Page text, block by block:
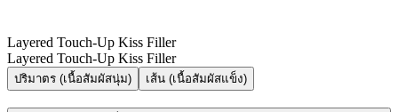
Layered Touch-Up Kiss Filler
Layered Touch-Up Kiss Filler
ปริมาตร (เนื้อสัมผัสนุ่ม) เส้น (เนื้อสัมผัสแข็ง)